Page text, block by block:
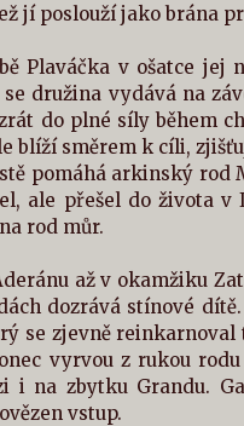
jí poslouží jako brána
Plaváčka v ošatce
družina vydává na
do plné síly během
blíží směrem k cíli,
pomáhá arkinský
ale přešel do života v
rod můr.
až v okamžiku
dozrává stínové
se zjevně
vyrvou z rukou
na zbytku Grandu.
vstup.